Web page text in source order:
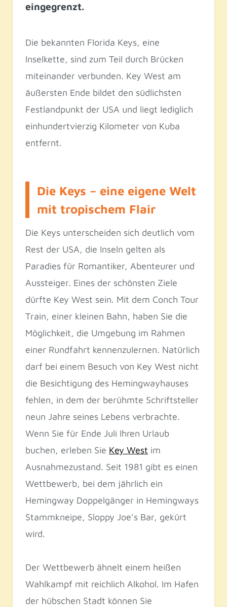
eingegrenzt.
Die bekannten Florida Keys, eine
Inselkette, sind zum Teil durch Brücken
miteinander verbunden. Key West am
äußersten Ende bildet den südlichsten
Festlandpunkt der USA und liegt lediglich
einhundertvierzig Kilometer von Kuba
entfernt.
Die Keys – eine eigene Welt
mit tropischem Flair
Die Keys unterscheiden sich deutlich vom
Rest der USA, die Inseln gelten als
Paradies für Romantiker, Abenteurer und
Aussteiger. Eines der schönsten Ziele
dürfte Key West sein. Mit dem Conch Tour
Train, einer kleinen Bahn, haben Sie die
Möglichkeit, die Umgebung im Rahmen
einer Rundfahrt kennenzulernen. Natürlich
darf bei einem Besuch von Key West nicht
die Besichtigung des Hemingwayhauses
fehlen, in dem der berühmte Schriftsteller
neun Jahre seines Lebens verbrachte.
Wenn Sie für Ende Juli Ihren Urlaub
buchen, erleben Sie Key West im
Ausnahmezustand. Seit 1981 gibt es einen
Wettbewerb, bei dem jährlich ein
Hemingway Doppelgänger in Hemingways
Stammkneipe, Sloppy Joe’s Bar, gekürt
wird.
Der Wettbewerb ähnelt einem heißen
Wahlkampf mit reichlich Alkohol. Im Hafen
der hübschen Stadt können Sie